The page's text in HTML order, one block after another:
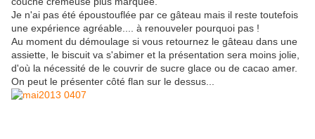
Je n'ai pas été époustouflée par ce gâteau mais il reste toutefois
une expérience agréable.... à renouveler pourquoi pas !
Au moment du démoulage si vous retournez le gâteau dans une
assiette, le biscuit va s'abimer et la présentation sera moins jolie,
d'où la nécessité de le couvrir de sucre glace ou de cacao amer.
On peut le présenter côté flan sur le dessus...